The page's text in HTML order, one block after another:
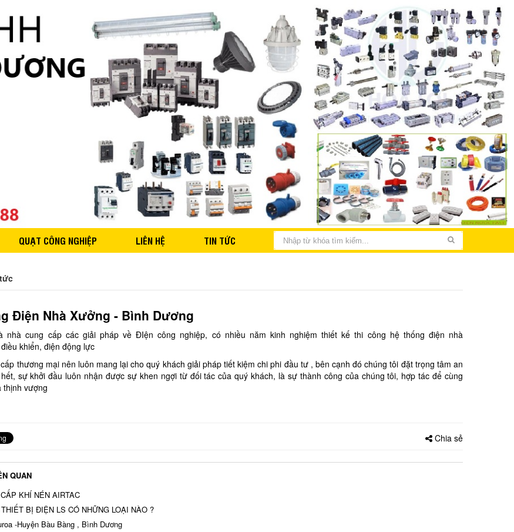
QUẠT CÔNG NGHIỆP LIÊN HỆ TIN TỨC THIẾT KẾ LẮP ĐẶT ĐIỆN NHÀ XƯỞNG
Điện Nhà Xưởng - Bình Dương
nhà cung cấp các giải pháp về ĐIện công nghiệp, có nhiều năm kinh nghiệm thiết kế thi công hệ thống điện nhà
khiển, điện động lực
thương mại nên luôn mang lại cho quý khách giải pháp tiết kiệm chi phi đầu tư , bên cạnh đó chúng tôi đặt trọng tâm an
sự khởi đầu luôn nhận được sự khen ngợi từ đối tác của quý khách, là sự thành công của chúng tôi, hợp tác để cùng
thịnh vượng
Chia sẻ
QUAN
KHÍ NÉN AIRTAC
THIẾT BỊ ĐIỆN LS CÓ NHỮNG LOẠI NÀO ?
-Huyện Bàu Bàng , Bình Dương